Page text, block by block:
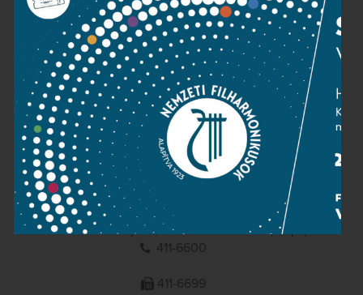
Adatvédelem
Impresszum
NEMZETI
FILHARMONIKUSOK
1095 Budapest, Komor Marcell u. 1. (Müpa)
411-6600
411-6699